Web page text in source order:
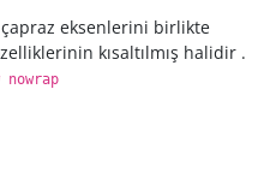
eksenlerini birlikte
kısaltılmış halidir .
nowrap